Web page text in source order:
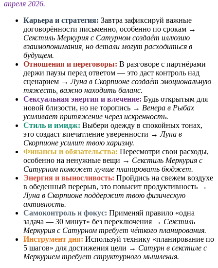
апреля 2026.
Карьера и стратегия: Завтра зафиксируй важные
договорённости письменно, особенно по срокам →
Секстиль Меркурия с Сатурном создаёт иллюзию
взаимопонимания, но детали могут расходиться в
будущем.
Отношения и переговоры: В разговоре с партнёрами
держи паузы перед ответом — это даст контроль над
сценарием →Луна в Скорпионе создаёт эмоциональную
тяжесть, важно находить баланс.
Сексуальная энергия и влечение: Будь открытым для
новой близости, но не торопись → Венера в Рыбах
усиливает притяжение через искренность.
Стиль и имидж: Выбери одежду в спокойных тонах,
это создаст впечатление уверенности →Луна в
Скорпионе усилит твою харизму.
Финансы и обязательства: Пересмотри свои расходы,
особенно на ненужные вещи → Секстиль Меркурия с
Сатурном поможет лучше планировать бюджет.
Энергия и выносливость: Пройдись на свежем воздухе
в обеденный перерыв, это повысит продуктивность →
Луна в Скорпионе поддержит твою физическую
активность.
Самоконтроль и фокус: Применяй правило «одна
задача — 30 минут» без переключения → Секстиль
Меркурия с Сатурном требует чёткого планирования.
Инструмент дня: Используй технику «планирование по
5 шагов» для достижения цели → Сатурн в секстиле с
Меркурием требует структурного мышления.